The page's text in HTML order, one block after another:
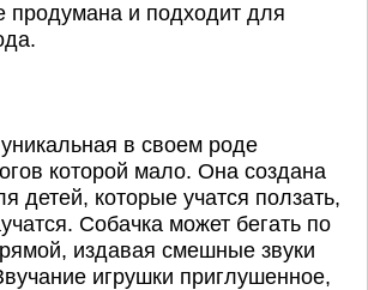
продумана и подходит для
в своем роде
которой мало. Она создана
детей, которые учатся ползать,
Собачка может бегать по
издавая смешные звуки
игрушки приглушенное,